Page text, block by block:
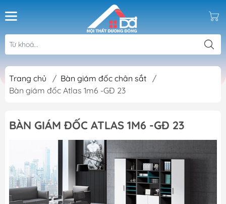
Trang chủ / Bàn giám đốc chân sắt
/
Bàn giám đốc Atlas 1m6 -GĐ 23
BÀN GIÁM ĐỐC ATLAS 1M6 -GĐ 23